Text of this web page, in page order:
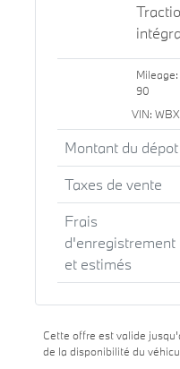
Mileage:
90
VIN:
Montant du dépot
Taxes de vente
Frais
d'enregistrement
et estimés
Cette offre est valide
de la disponibilité du